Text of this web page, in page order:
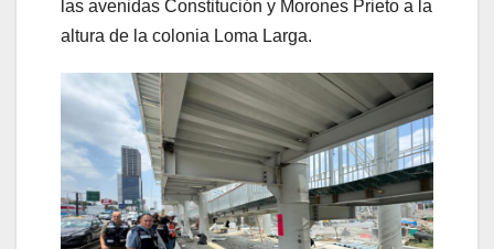
las avenidas Constitución y Morones Prieto a la
altura de la colonia Loma Larga.